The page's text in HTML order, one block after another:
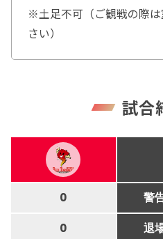
※土足不可（ご観戦の際
さい）
試合
0 警
0 退